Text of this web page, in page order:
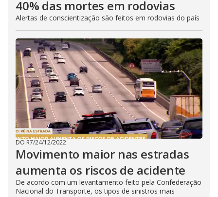
40% das mortes em rodovias
Alertas de conscientização são feitos em rodovias do país
DO R7/24/12/2022
Movimento maior nas estradas
aumenta os riscos de acidente
De acordo com um levantamento feito pela Confederação
Nacional do Transporte, os tipos de sinistros mais